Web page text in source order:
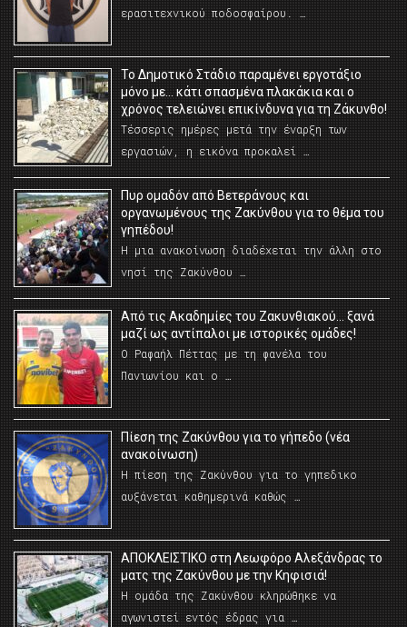
ερασιτεχνικού ποδοσφαίρου. …
Το Δημοτικό Στάδιο παραμένει εργοτάξιο
μόνο με… κάτι σπασμένα πλακάκια και ο
χρόνος τελειώνει επικίνδυνα για τη Ζάκυνθο!
Τέσσερις ημέρες μετά την έναρξη των
εργασιών, η εικόνα προκαλεί …
Πυρ ομαδόν από Βετεράνους και
οργανωμένους της Ζακύνθου για το θέμα του
γηπέδου!
Η μια ανακοίνωση διαδέχεται την άλλη στο
νησί της Ζακύνθου …
Από τις Ακαδημίες του Ζακυνθιακού… ξανά
μαζί ως αντίπαλοι με ιστορικές ομάδες!
Ο Ραφαήλ Πέττας με τη φανέλα του
Πανιωνίου και ο …
Πίεση της Ζακύνθου για το γήπεδο (νέα
ανακοίνωση)
Η πίεση της Ζακύνθου για το γηπεδικο
αυξάνεται καθημερινά καθώς …
AΠΟΚΛΕΙΣΤΙΚΟ στη Λεωφόρο Αλεξάνδρας το
ματς της Ζακύνθου με την Κηφισιά!
Η ομάδα της Ζακύνθου κληρώθηκε να
αγωνιστεί εντός έδρας για …